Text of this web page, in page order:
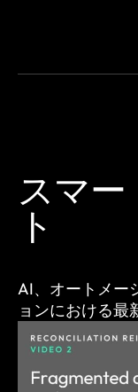
スマー
ト
AI、オートメー
ョンにおける最